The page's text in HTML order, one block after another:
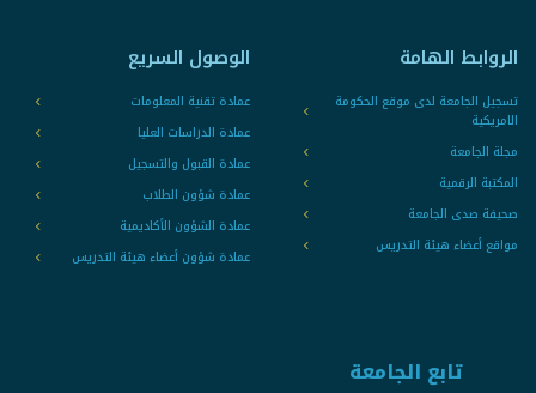
الروابط الهامة
تسجيل الجامعة لدى موقع الحكومة
الامريكية
مجلة الجامعة
المكتبة الرقمية
صحيفة صدى الجامعة
مواقع أعضاء هيئة التدريس
الوصول السريع
عمادة تقنية المعلومات
عمادة الدراسات العليا
عمادة القبول والتسجيل
عمادة شؤون الطلاب
عمادة الشؤون الأكاديمية
عمادة شؤون أعضاء هيئة التدريس
تابع الجامعة